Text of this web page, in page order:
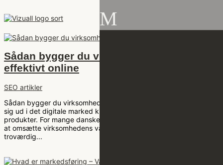
M
Sådan bygger du virksomhedens brand
effektivt online
SEO artikler
Sådan bygger du virksomhedens brand effektivt online At skille
sig ud i det digitale marked kræver mere end blot flotte logoer og
produkter. For mange danske virksomheder er det en udfordring
at omsætte virksomhedens værdier og ambitioner til en tydelig og
troværdig...